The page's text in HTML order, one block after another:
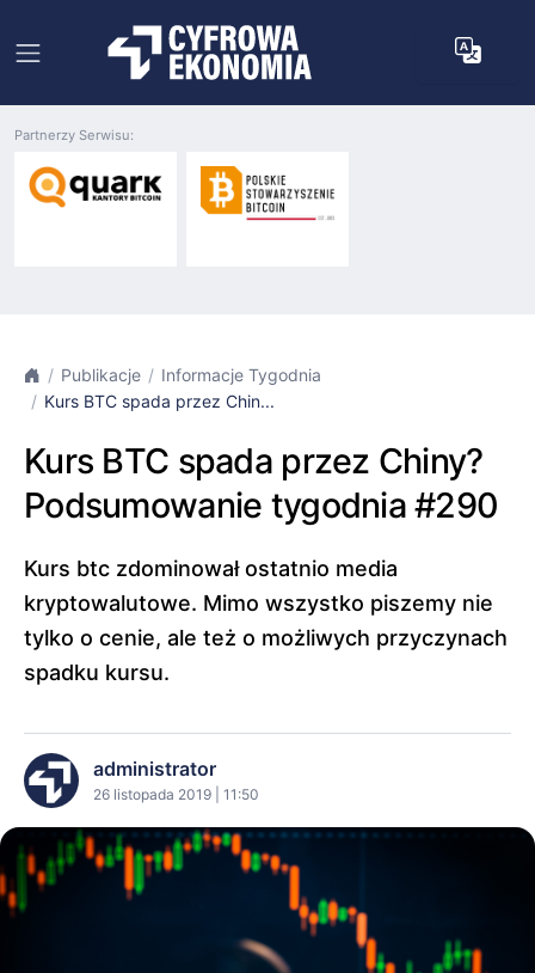
Partnerzy Serwisu:
Publikacje
Informacje Tygodnia
Kurs BTC spada przez Chin...
Kurs BTC spada przez Chiny?
Podsumowanie tygodnia #290
Kurs btc zdominował ostatnio media
kryptowalutowe. Mimo wszystko piszemy nie
tylko o cenie, ale też o możliwych przyczynach
spadku kursu.
administrator
26 listopada 2019 | 11:50